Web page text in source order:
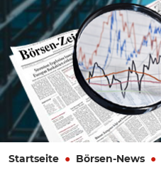
Startseite Börsen-News